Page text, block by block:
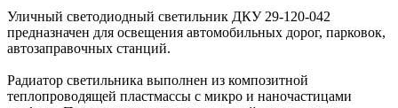
Уличный светодиодный светильник ДКУ 29-120-042
предназначен для освещения автомобильных дорог, парковок,
автозаправочных станций.
Радиатор светильника выполнен из композитной
теплопроводящей пластмассы с микро и наночастицами